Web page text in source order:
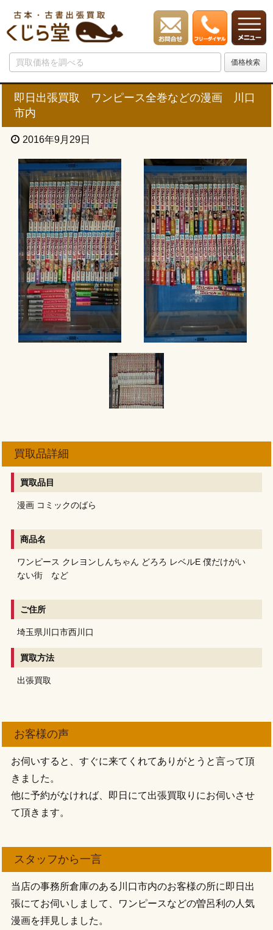
即日出張買取 ワンピース全巻などの漫画 川口
市内
2016年9月29日
買取品詳細
買取品目
漫画コミックのばら
商品名
ワンピース クレヨンしんちゃん どろろ レベルE僕だけがい
ない街 など
ご住所
埼玉県川口市西川口
買取方法
出張買取
お客様の声
お伺いすると、すぐに来てくれてありがとうと言って頂
きました。
他に予約がなければ、即日にて出張買取りにお伺いさせ
て頂きます。
スタッフから一言
当店の事務所倉庫のある川口市内のお客様の所に即日出
張にてお伺いしまして、ワンピースなどの曽呂利の人気
漫画を拝見しました。